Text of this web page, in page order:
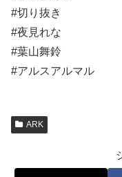
#切り抜き
#夜見れな
#葉山舞鈴
#アルスアルマル
ARK